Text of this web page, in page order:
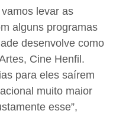
levar as
alguns programas
desenvolve como
Cine Henfil.
para eles saírem
muito maior
esse”,